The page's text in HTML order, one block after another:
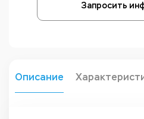
Запросить
Описание